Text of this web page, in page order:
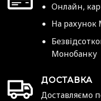
Онлайн,
На рахунок
Монобанку
ДОСТАВКА
Доставляємо